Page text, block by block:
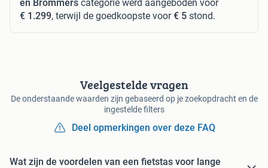
en Brommers categorie werd aangeboden voor
€ 1.299, terwijl de goedkoopste voor€ 5 stond.
Veelgestelde vragen
De onderstaande waarden zijn gebaseerd op je zoekopdracht en de
ingestelde filters
Deel opmerkingen over deze FAQ
Wat zijn de voordelen van een fietstas voor lange